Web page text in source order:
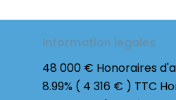
Information legales
48 000 € Honoraires
8.99% ( 4 316 € ) TTC